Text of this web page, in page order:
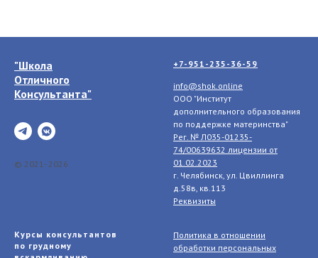
"Школа
Отличного
Консультанта"
© 2021- 2026
+7-951-235-36-59
info@shok.online
ООО "Институт
дополнительного образования
по поддержке материнства"
Рег. № Л035-01235-
74/00639632 лицензии от
01.02.2023
г. Челябинск, ул. Цвиллинга
д.58в, кв.113
Реквизиты
Курсы консультантов
по грудному
Политика в отношении
обработки персональных